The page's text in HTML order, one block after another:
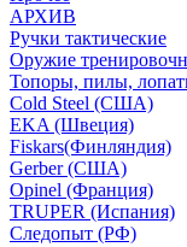
АРХИВ
Ручки тактические
Оружие
Топоры, пилы,
Cold Steel (США)
EKA (Швеция)
Fiskars(Финляндия)
Gerber (США)
Opinel (Франция)
TRUPER (Испания)
Следопыт (РФ)